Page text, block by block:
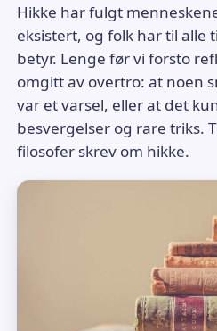
Hikke har fulgt
eksistert, og folk har til alle
betyr. Lenge før vi forsto
omgitt av overtro: at noen
var et varsel, eller at det
besvergelser og rare triks.
filosofer skrev om hikke.